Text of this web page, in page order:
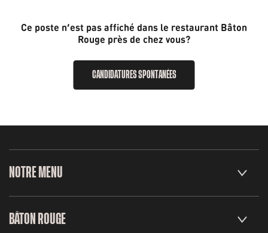
Ce poste n’est pas affiché dans le restaurant Bâton
Rouge près de chez vous?
CANDIDATURES SPONTANÉES
NOTRE MENU
BÂTON ROUGE